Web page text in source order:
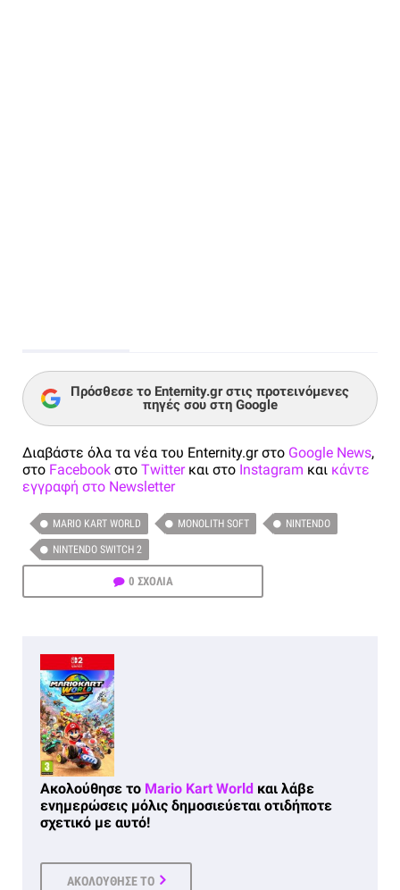
Πρόσθεσε το Enternity.gr στις προτεινόμενες
πηγές σου στη Google
Διαβάστε όλα τα νέα του Enternity.gr στο Google News,
στο Facebook στο Twitterκαι στο Instagram και κάντε
εγγραφή στο Newsletter
MARIO KART WORLD MONOLITH SOFT NINTENDO
NINTENDO SWITCH 2
0 ΣΧΟΛΙΑ
Ακολούθησε το Mario Kart World και λάβε
ενημερώσεις μόλις δημοσιεύεται οτιδήποτε
σχετικό με αυτό!
ΑΚΟΛΟΥΘΗΣΕ ΤΟ